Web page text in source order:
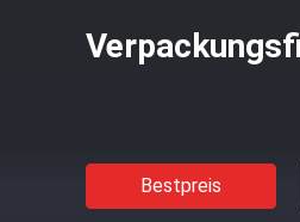
Bestpreis